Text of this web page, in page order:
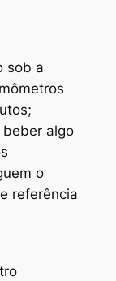
sob a
algo
o
referência